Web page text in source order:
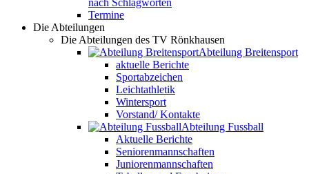
nach Schlagworten
Termine
Die Abteilungen
Die Abteilungen des TV Rönkhausen
Abteilung Breitensport
aktuelle Berichte
Sportabzeichen
Leichtathletik
Wintersport
Vorstand/ Kontakte
Abteilung Fussball
Aktuelle Berichte
Seniorenmannschaften
Juniorenmannschaften